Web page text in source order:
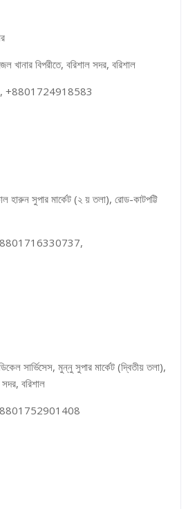
খানার বিপরীতে, বরিশাল সদর, বরিশাল
+8801724918583
হারুন সুপার মার্কেট (২ য় তলা), রোড-কাটপট্টি
সার্ভিসেস, মুন্নু সুপার মার্কেট (দ্বিতীয় তলা),
বরিশাল